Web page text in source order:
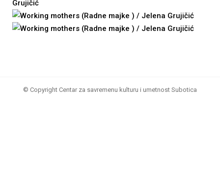
© Copyright Centar za savremenu kulturu i umetnost Subotica